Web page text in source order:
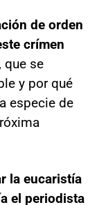
de orden
crímen
que se
y por qué
especie de
la eucaristía
el periodista